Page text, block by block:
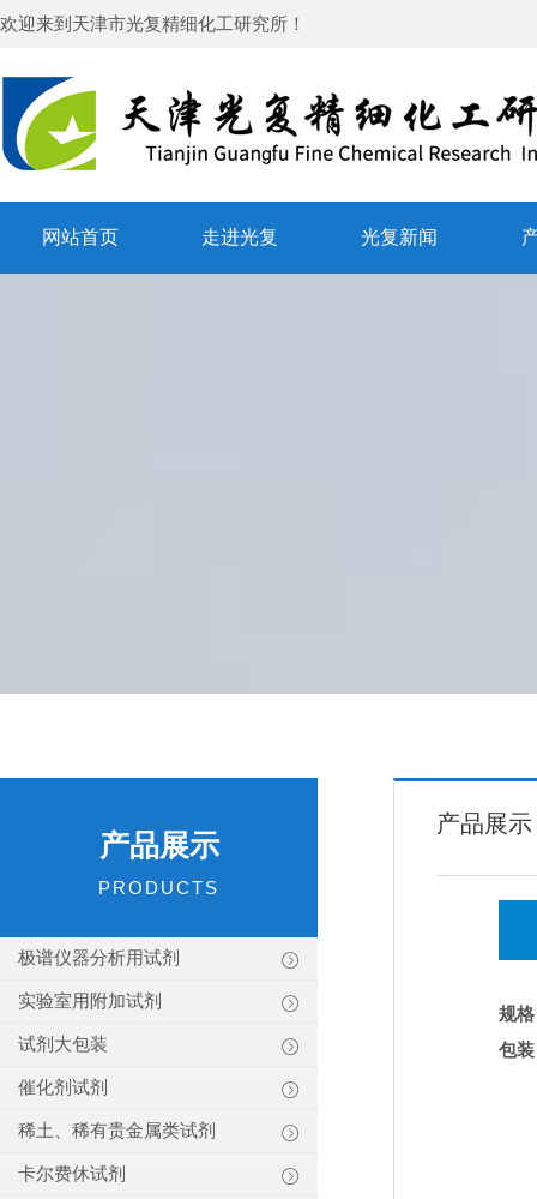
欢迎来到 天津市光复精细化工研究所 ！
网站首页 走进光复 光复新闻
产品展示
PRODUCTS
极谱仪器分析用试剂
实验室用附加试剂
试剂大包装
催化剂试剂
稀土、稀有贵金属类试剂
卡尔费休试剂
产品展示
规
包